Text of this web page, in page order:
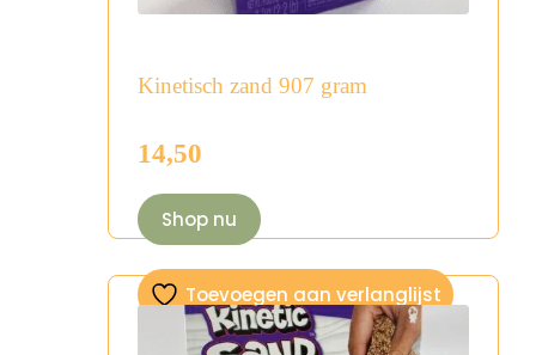
Kinetisch zand 907 gram
14,50
Shop nu
Toevoegen aan verlanglijst